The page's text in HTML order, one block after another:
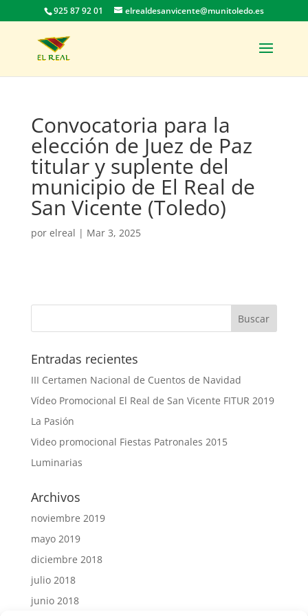
925 87 92 01 elrealdesanvicente@munitoledo.es
Convocatoria para la
elección de Juez de Paz
titular y suplente del
municipio de El Real de
San Vicente (Toledo)
por elreal | Mar 3, 2025
Entradas recientes
III Certamen Nacional de Cuentos de Navidad
Vídeo Promocional El Real de San Vicente FITUR 2019
La Pasión
Video promocional Fiestas Patronales 2015
Luminarias
Archivos
noviembre 2019
mayo 2019
diciembre 2018
julio 2018
junio 2018